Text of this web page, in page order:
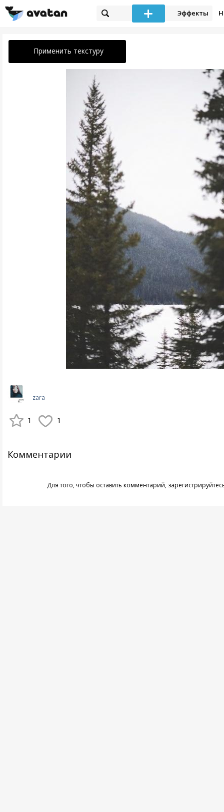
Эффекты
Применить текстуру
zara
1 1
Комментарии
Для того, чтобы оставить комментарий,